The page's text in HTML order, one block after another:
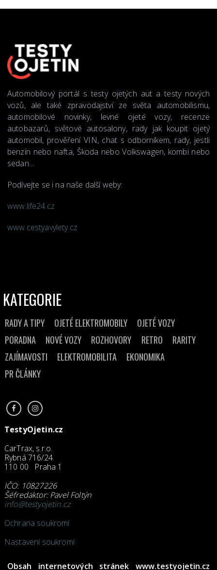
Automobilový portál s testy ojetých aut a testy nových
vozů, ale také zpravodajství ze světa automobilismu,
automobilové novinky, levné ojeté vozy, recenze
autobazarů, světové autosalony, rady jak koupit ojetý
automobil, prověření VIN, chat s odborníkem, rady, jestli
benzín nebo nafta, Škoda nebo Volkswagen, kombi nebo
sedan…
Podívejte se i na naše další weby:
www.life24.cz
www.cestyavylety.cz
KATEGORIE
RADY A TIPY OJETÉ ELEKTROMOBILY
OJETÉ VOZY
PORADNA
NOVÉ VOZY ROZHOVORY RETRO
RARITY
ZAJÍMAVOSTI
ELEKTROMOBILITA
EKONOMIKA
PR ČLÁNKY
TestyOjetin.cz
CarTrax, s.r.o.
Rybná 716/24
110 00 Praha 1
IČO: 10827226
Šéfredaktor: Pavel Foltýn
info@testyojetin.cz
Ochrana soukromí
Nastavení soukromí
Obsah internetových stránek www.testyojetin.cz